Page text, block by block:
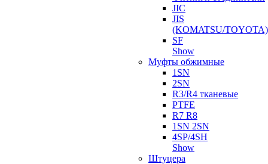
JIC
JIS
(KOMATSU/TOYOTA)
SF
Show
Муфты обжимные
1SN
2SN
R3/R4 тканевые
PTFE
R7 R8
1SN 2SN
4SP/4SH
Show
Штуцера